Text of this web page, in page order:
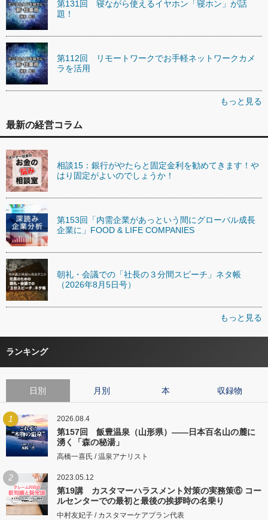
第131回 寝ながら使えるイヤホン「寝ホン」が話
題！
第112回 リモートワークでお手軽ネットワークカメ
ラを活用
もっと見る
最新の経営コラム
相談15：銀行がやたらと固定金利を勧めてきます！や
はり固定がよいのでしょうか！
第153回「内需企業があっという間にグローバル成長
企業に」FOOD & LIFE COMPANIES
朝礼・会議での「社長の３分間スピーチ」ネタ帳
（2026年8月5日号）
もっと見る
ランキング
日別 月別 本 収録物
1 2026.08.4
第157回 飯豊温泉（山形県）――日本百名山の麓に
湧く「森の秘湯」
高橋一喜氏 / 温泉アナリスト
2 2023.05.12
第19講 カスタマーハラスメント対策の実務策⑥ コー
ルセンターでの最初と最後の挨拶時の名乗り
中村友妃子 / カスタマーケアプラン代表